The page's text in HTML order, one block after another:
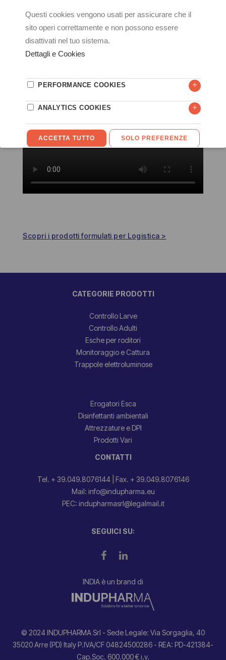
movimentazione merci e mezzi di trasporto.
Scopri i prodotti formulati per Logistica >
CATEGORIE PRODOTTI
Controllo Larve
Controllo Adulti
Esche per roditori
Monitoraggio e Cattura
Trappole elettroluminose
Erogatori Esca
Disinfettanti ambientali
Attrezzature e DPI
Prodotti Vari
CONTATTI
Tel. + 39.049.8076144| Fax. + 39.049.8076146
Mail: info@indupharma.eu
PEC: indupharmasrl@legalmail.it
SEGUICI SU:
INDIA è un brand di
© 2024 INDUPHARMA Srl - Sede Legale: Via Sorgaglia, 40
35020 Arre (PD) Italy P.IVA/CF 04824500286 - REA: PD-421384-
Cap.Soc. 600.000 € i.v.